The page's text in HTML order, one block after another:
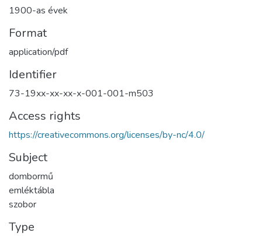
1900-as évek
Format
application/pdf
Identifier
73-19xx-xx-xx-x-001-001-m503
Access rights
https://creativecommons.org/licenses/by-nc/4.0/
Subject
dombormű
emléktábla
szobor
Type